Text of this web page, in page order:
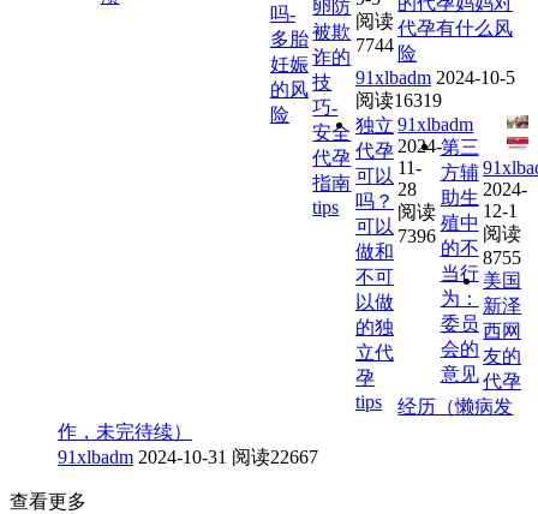
吗-
多胎
妊娠
的风
险
卵防
被欺
诈的
技
巧-
安全
代孕
指南
tips
阅读
7744
代孕有什么风
险
91xlbadm 2024-10-5
阅读16319
独立
代孕
可以
吗？
可以
做和
不可
以做
的独
立代
孕
tips
91xlbadm
2024-
11-
28
阅读
7396
第三
方辅
助生
殖中
的不
当行
为：
委员
会的
意见
2024-
12-1
阅读
8755
美国
新泽
西网
友的
代孕
经历（懒病发
作，未完待续）
91xlbadm 2024-10-31 阅读22667
查看更多